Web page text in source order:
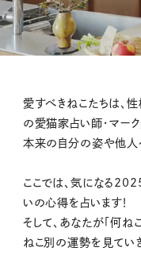
愛すべきねこたちは、
の愛猫家占い師・マーク
本来の自分の姿や他人
ここでは、気になる
いの心得を占います！
そして、あなたが「何ね
ねこ別の運勢を見ていき